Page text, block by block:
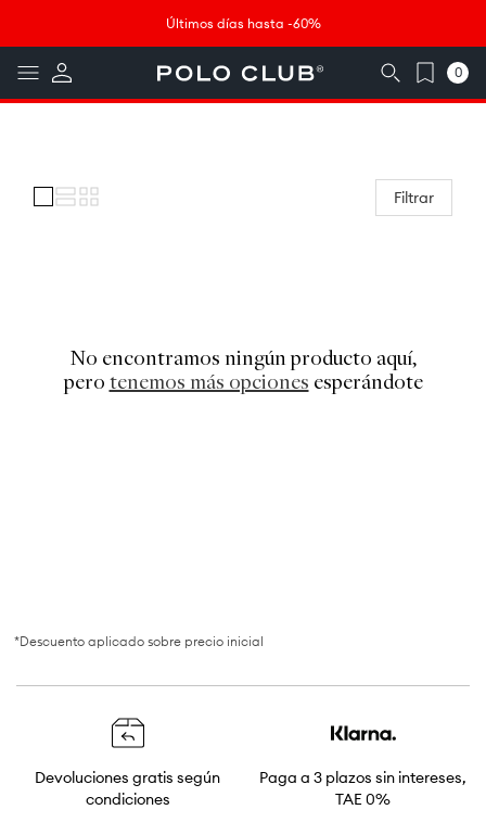
Saltar al contenido
Saltar al pie de página
Abrir widget de accesibilidad
Últimos días hasta -60%
0
0
artículos
Filtrar
No encontramos ningún producto aquí,
pero tenemos más opciones esperándote
*Descuento aplicado sobre precio inicial
Devoluciones gratis según
condiciones
Paga a 3 plazos sin intereses,
TAE 0%